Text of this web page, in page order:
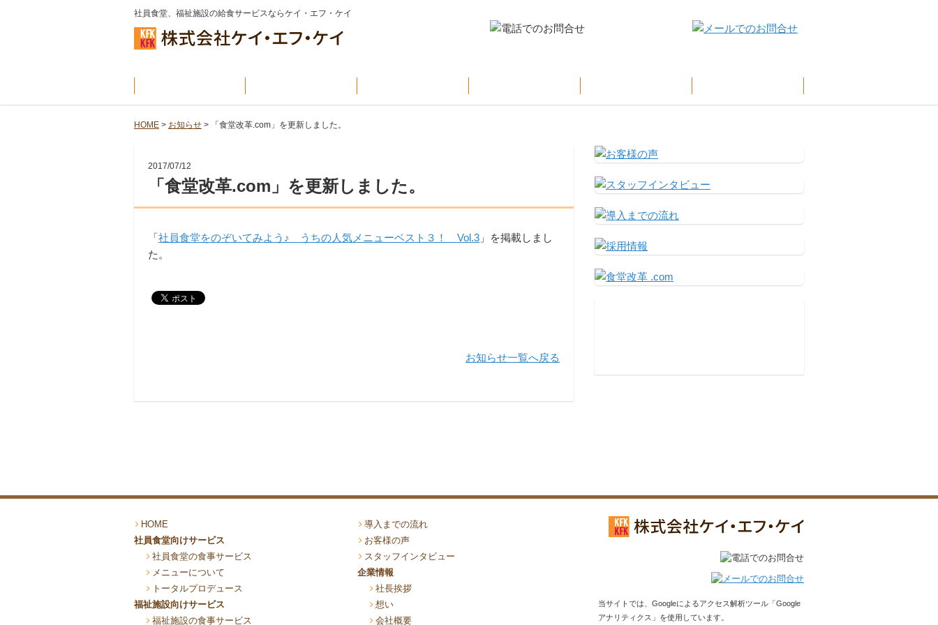
社員食堂、福祉施設の給食サービスならケイ・エフ・ケイ
HOME > お知らせ > 「食堂改革.com」を更新しました。
2017/07/12
「食堂改革.com」を更新しました。
「社員食堂をのぞいてみよう♪ うちの人気メニューベスト３！ Vol.3 」を掲載しまし
た。
お知らせ一覧へ戻る
HOME
社員食堂向けサービス
社員食堂の食事サービス
メニューについて
トータルプロデュース
福祉施設向けサービス
福祉施設の食事サービス
導入までの流れ
お客様の声
スタッフインタビュー
企業情報
社長挨拶
想い
会社概要
当サイトでは、Googleによるアクセス解析ツール「Google
アナリティクス」を使用しています。